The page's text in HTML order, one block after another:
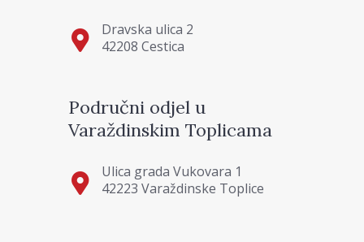
Dravska ulica 2
42208 Cestica
Područni odjel u
Varaždinskim Toplicama
Ulica grada Vukovara 1
42223 Varaždinske Toplice